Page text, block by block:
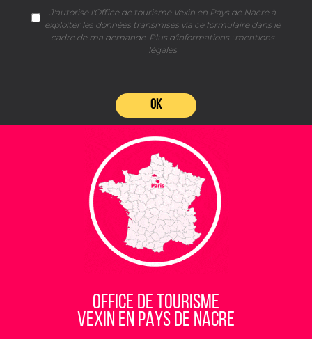
J'autorise l'Office de tourisme Vexin en Pays de Nacre à
exploiter les données transmises via ce formulaire dans le
cadre de ma demande. Plus d'informations : mentions
légales
OK
OFFICE DE TOURISME
VEXIN EN PAYS DE NACRE